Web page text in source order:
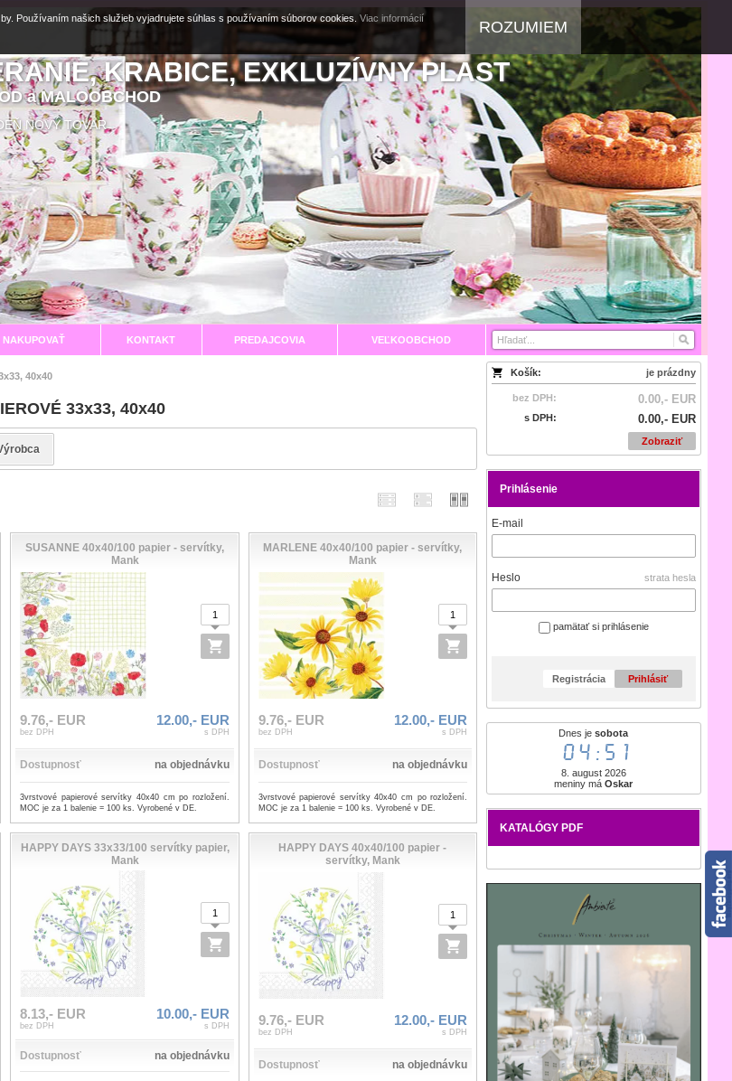
KRABICE, EXKLUZÍVNY PLAST
a MALOOBCHOD
NOVÝ TOVAR
NAKUPOVAŤ KONTAKT PREDAJCOVIA VEĽKOOBCHOD
Košík: je prázdny
bez DPH: 0.00,- EUR
s DPH: 0.00,- EUR
Zobraziť
Prihlásenie
E-mail
Heslo strata hesla
pamätať si prihlásenie
Registrácia Prihlásiť
Dnes jesobota
04:51
8. august 2026
meniny máOskar
KATALÓGY PDF
40x40
33x33, 40x40
SUSANNE 40x40/100 papier - servítky,
Mank
9.76,- EUR
bez DPH
12.00,- EUR
s DPH
Dostupnosť na objednávku
3vrstvové papierové servítky 40x40 cm po rozložení.
MOC je za 1 balenie = 100 ks. Vyrobené v DE.
MARLENE 40x40/100 papier - servítky,
Mank
9.76,- EUR
bez DPH
12.00,- EUR
s DPH
Dostupnosť na objednávku
3vrstvové papierové servítky 40x40 cm po rozložení.
MOC je za 1 balenie = 100 ks. Vyrobené v DE.
HAPPY DAYS 33x33/100 servítky papier,
Mank
8.13,- EUR
bez DPH
10.00,- EUR
s DPH
Dostupnosť na objednávku
HAPPY DAYS 40x40/100 papier -
servítky, Mank
9.76,- EUR
bez DPH
12.00,- EUR
s DPH
Dostupnosť na objednávku
Používaním našich služieb vyjadrujete súhlas s používaním súborov cookies. Viac informácií
ROZUMIEM